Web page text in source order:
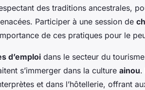
des traditions ancestrales,
Participer à une session de
de ces pratiques pour le
d’emploi dans le secteur du
s’immerger dans la culture ainou.
et dans l’hôtellerie, offrant